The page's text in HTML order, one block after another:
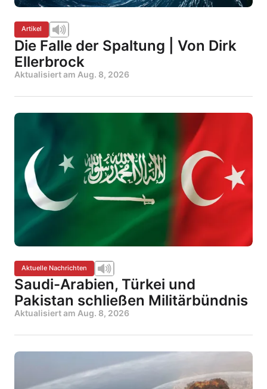
Artikel
Die Falle der Spaltung | Von Dirk
Ellerbrock
Aktualisiert am Aug. 8, 2026
Aktuelle Nachrichten
Saudi-Arabien, Türkei und
Pakistan schließen Militärbündnis
Aktualisiert am Aug. 8, 2026